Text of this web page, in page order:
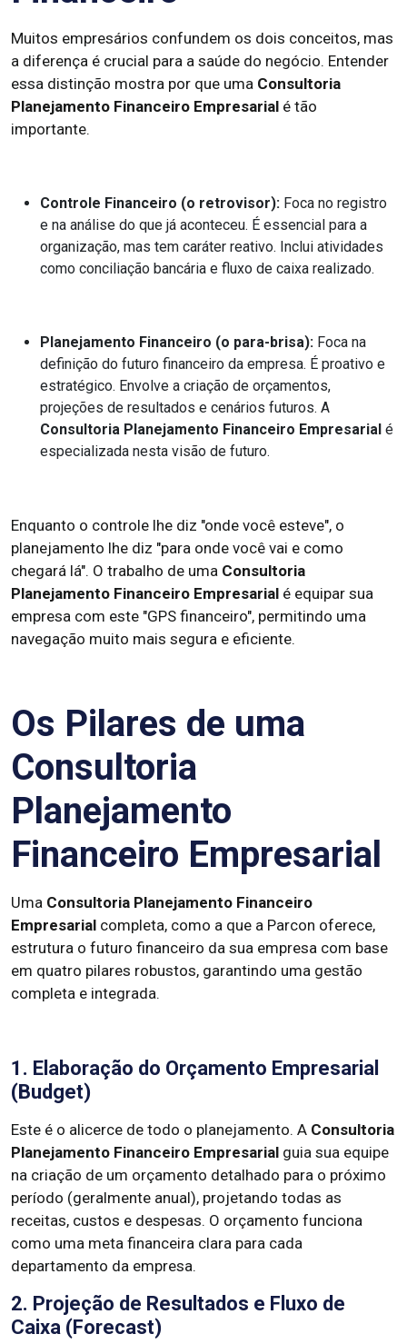
Muitos empresários confundem os dois conceitos, mas
a diferença é crucial para a saúde do negócio. Entender
essa distinção mostra por que uma Consultoria
Planejamento Financeiro Empresarial é tão
importante.
Controle Financeiro (o retrovisor): Foca no registro
e na análise do que já aconteceu. É essencial para a
organização, mas tem caráter reativo. Inclui atividades
como conciliação bancária e fluxo de caixa realizado.
Planejamento Financeiro (o para-brisa): Foca na
definição do futuro financeiro da empresa. É proativo e
estratégico. Envolve a criação de orçamentos,
projeções de resultados e cenários futuros. A
Consultoria Planejamento Financeiro Empresarial é
especializada nesta visão de futuro.
Enquanto o controle lhe diz "onde você esteve", o
planejamento lhe diz "para onde você vai e como
chegará lá". O trabalho de uma Consultoria
Planejamento Financeiro Empresarial é equipar sua
empresa com este "GPS financeiro", permitindo uma
navegação muito mais segura e eficiente.
Os Pilares de uma
Consultoria
Planejamento
Financeiro Empresarial
Uma Consultoria Planejamento Financeiro
Empresarial completa, como a que a Parcon oferece,
estrutura o futuro financeiro da sua empresa com base
em quatro pilares robustos, garantindo uma gestão
completa e integrada.
1. Elaboração do Orçamento Empresarial
(Budget)
Este é o alicerce de todo o planejamento. A Consultoria
Planejamento Financeiro Empresarial guia sua equipe
na criação de um orçamento detalhado para o próximo
período (geralmente anual), projetando todas as
receitas, custos e despesas. O orçamento funciona
como uma meta financeira clara para cada
departamento da empresa.
2. Projeção de Resultados e Fluxo de
Caixa (Forecast)